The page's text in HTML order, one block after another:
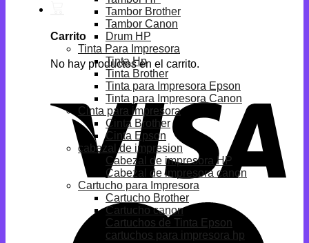
Carrito
No hay productos en el carrito.
Tambor Brother
Tambor Canon
Drum HP
Tinta Para Impresora
Tinta Hp
Tinta Brother
Tinta para Impresora Epson
Tinta para Impresora Canon
Cinta para impresora
Cinta Brother
Cinta Epson
cabezal de impresion
Cabezal de impresora HP
Cabezal de impresora canon
Cartucho para Impresora
Cartucho Brother
Cartucho canon
Cartuchos de Tinta Epson
cartuchos para impresora hp